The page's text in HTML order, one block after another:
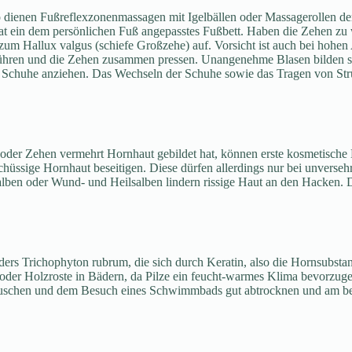
Fußreflexzonenmassagen mit Igelbällen oder Massagerollen
dem persönlichen Fuß angepasstes Fußbett. Haben die Zehen
Hallux valgus (schiefe Großzehe) auf. Vorsicht ist auch bei
und die Zehen zusammen pressen. Unangenehme Blasen
anziehen. Das Wechseln der Schuhe sowie das Tragen von
Zehen vermehrt Hornhaut gebildet hat, können erste
Hornhaut beseitigen. Diese dürfen allerdings nur bei
oder Wund- und Heilsalben lindern rissige Haut an den Hacken.
Trichophyton rubrum, die sich durch Keratin, also die
Holzroste in Bädern, da Pilze ein feucht-warmes Klima
und dem Besuch eines Schwimmbads gut abtrocknen und am